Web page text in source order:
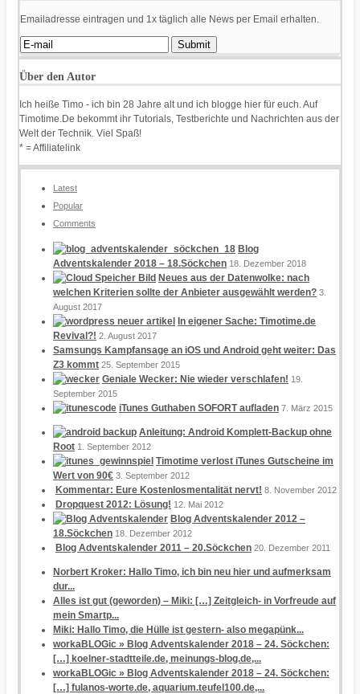
Emailadresse eintragen und 1x täglich alle News per Email erhalten.
Über den Autor
Ich heiße Timo - ich bin 28 Jahre alt und ich blogge hier für euch. Auf
Timotime.De bekommt ihr Tutorials, Testberichte und Nachrichten aus der
Welt der Technik. Viel Spaß!
* = Affiliatelink
Latest
Popular
Comments
Blog
Adventskalender 2018 – 18.Söckchen 18. Dezember 2018
Neues aus der Datenwolke: nach
welchen Kriterien sollte der Anbieter ausgewählt werden? 3.
August 2017
In eigener Sache: Timotime.de
Revival?! 2. August 2017
Samsungs Kampfansage an iOS und Android geht weiter: Das
Z3 kommt 25. September 2015
Geniale Wecker: Nie wieder verschlafen! 19.
September 2015
iTunes Guthaben SOFORT aufladen 7. März 2015
Anleitung: Android Komplett-Backup ohne
Root 1. September 2012
Timotime verlost iTunes Gutscheine im
Wert von 90€ 3. September 2012
Kommentar: Eure Kostenlosmentalität nervt! 8. November 2012
Dropquest 2012: Lösung! 12. Mai 2012
Blog Adventskalender 2012 –
18.Söckchen 18. Dezember 2012
Blog Adventskalender 2011 – 20.Söckchen 20. Dezember 2011
Norbert Kroker: Hallo Timo, ich bin neu hier und aufmerksam
dur...
Alles ist gut (geworden) – Miki: […] Zeitgleich- in Vorfreude auf
mein Smartp...
Miki: Hallo Timo, die Hülle ist gestern- also megapünk...
workaBLOGic » Blog Adventskalender 2018 – 24. Söckchen:
[…] koelner-stadtteile.de, meinungs-blog.de,...
workaBLOGic » Blog Adventskalender 2018 – 24. Söckchen:
[…] fulanos-worte.de, aquarium.teufel100.de,...